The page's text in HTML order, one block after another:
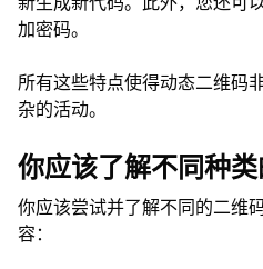
加密码。
所有这些特点使得动态二维码
杂的活动。
你应该了解不同种
你应该尝试并了解不同的二维
容：